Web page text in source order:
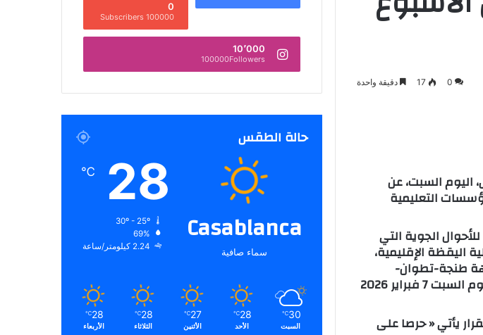
0
17 دقيقة واحدة
اليوم السبت، عن
من يوم الاثنين 2 فبراير إلى 7 منه بالمؤسسات التعليمية
الجوية التي
اليقظة الإقليمية،
طنجة-تطوان-
الحسيمة، تقرر تعليق الدراسة ابتداء من يوم الاثنين 2 فبراير 2026 إلى غاية يوم السبت 7 فبراير 2026
يأتي « حرصا على
0
100000 Subscribers
10٬000
100000Followers
حالة الطقس
Casablanca
سماء صافية
28
℃
69%
2.24 كيلومتر/ساعة
30
℃
السبت
28
℃
الأحد
27
℃
الأثنين
28
℃
الثلاثاء
28
℃
الأربعاء